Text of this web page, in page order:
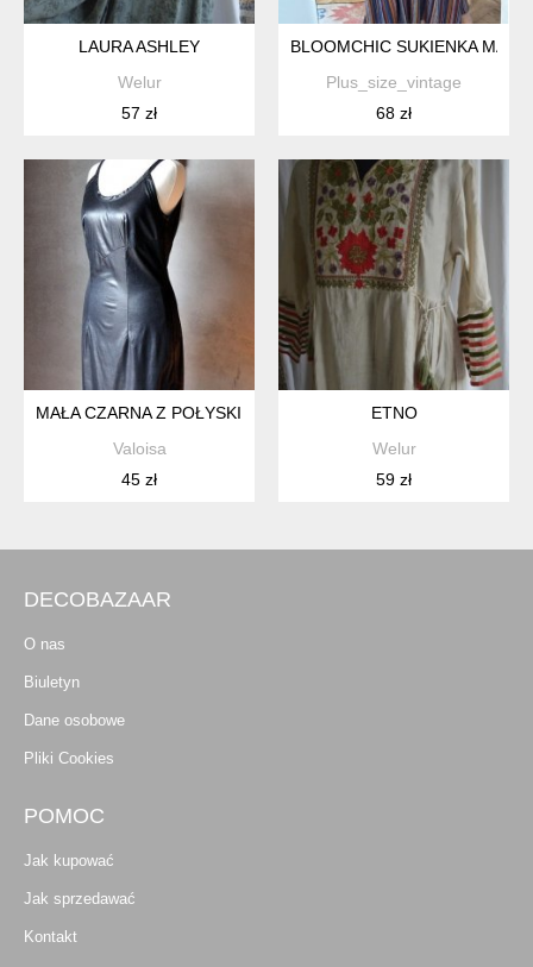
LAURA ASHLEY
Welur
57 zł
BLOOMCHIC SUKIENKA
Plus_size_vintage
68 zł
MAŁA CZARNA Z POŁYSKIEM XS S
Valoisa
45 zł
ETNO
Welur
59 zł
DECOBAZAAR
O nas
Biuletyn
Dane osobowe
Pliki Cookies
POMOC
Jak kupować
Jak sprzedawać
Kontakt